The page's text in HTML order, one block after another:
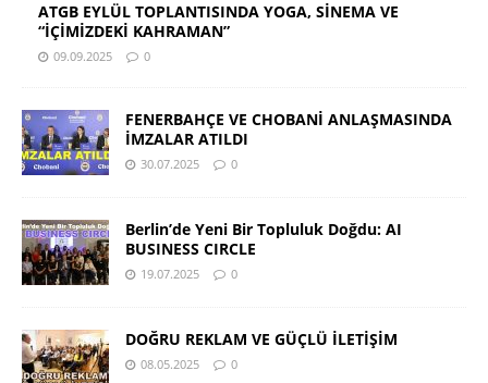
ATGB EYLÜL TOPLANTISINDA YOGA, SİNEMA VE
“İÇİMİZDEKİ KAHRAMAN”
09.09.2025 0
FENERBAHÇE VE CHOBANİ ANLAŞMASINDA
İMZALAR ATILDI
30.07.2025 0
Berlin’de Yeni Bir Topluluk Doğdu: AI
BUSINESS CIRCLE
19.07.2025 0
DOĞRU REKLAM VE GÜÇLÜ İLETİŞİM
08.05.2025 0